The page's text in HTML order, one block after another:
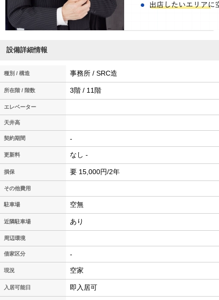
設備詳細情報
種別 / 構造 事務所 / SRC造
所在階 / 階数 3階 / 11階
エレベーター
天井高
契約期間 -
更新料 なし -
損保 要 15,000円/2年
その他費用
駐車場 空無
近隣駐車場 あり
周辺環境
借家区分 -
現況 空家
入居可能日 即入居可